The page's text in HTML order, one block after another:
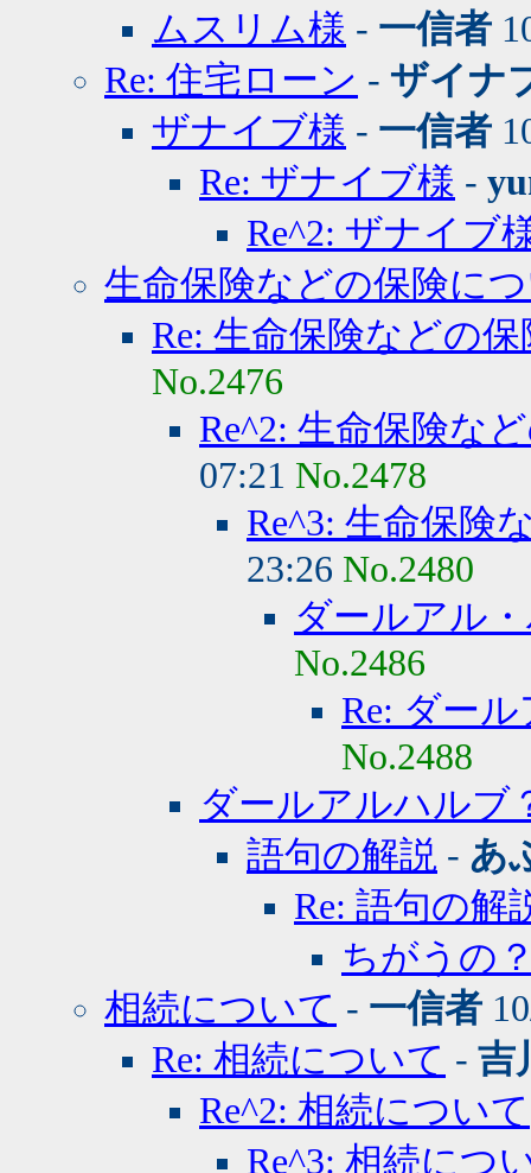
ムスリム様 - 一信者
Re: 住宅ローン - ザイナ
ザナイブ様 - 一信者
Re: ザナイブ様 -
Re^2: ザナイブ
生命保険などの保険に
Re: 生命保険などの
No.2476
Re^2: 生命保険な
07:21 No.2478
Re^3: 生命保険
23:26 No.2480
ダールアル
No.2486
Re: ダー
No.2488
ダールアルハルブ
語句の解説 - あ
Re: 語句の解
ちがうの
相続について - 一信者
Re: 相続について - 吉
Re^2: 相続について
Re^3: 相続につ